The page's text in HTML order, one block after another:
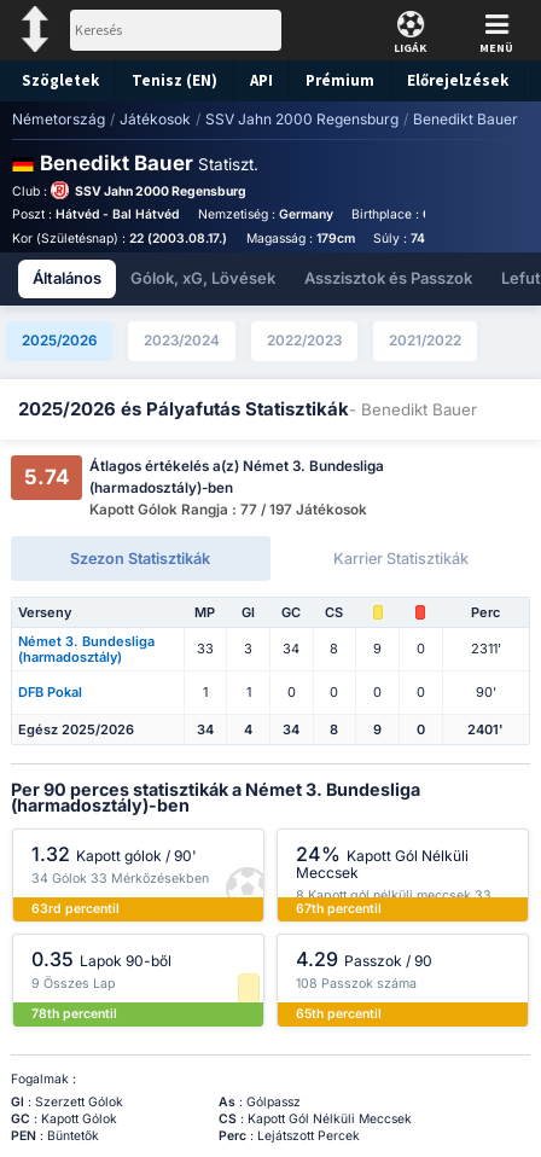
LIGÁK MENÜ
Szögletek Tenisz (EN) API Prémium Előrejelzések
Németország / Játékosok / SSV Jahn 2000 Regensburg / Benedikt Bauer
Benedikt Bauer Statiszt.
Club :
SSV Jahn 2000 Regensburg
Poszt : Hátvéd - Bal Hátvéd Nemzetiség : Germany Birthplace :Germany -
Kor (Születésnap) : 22 (2003.08.17.) Magasság : 179cm Súly :74kg
Általános Gólok, xG, Lövések Asszisztok és Passzok
2025/2026 2023/2024 2022/2023 2021/2022
2025/2026 és Pályafutás Statisztikák- Benedikt Bauer
5.74
Átlagos értékelés a(z) Német 3. Bundesliga
(harmadosztály)-ben
Kapott Gólok Rangja : 77 / 197 Játékosok
Szezon Statisztikák Karrier Statisztikák
Verseny MP Gl GC CS
Perc
Német 3. Bundesliga
(harmadosztály)
33 3 34 8 9 0 2311'
DFB Pokal 1 1 0 0 0 0 90'
Egész 2025/2026 34 4 34 8 9 0 2401'
Per 90 perces statisztikák a Német 3. Bundesliga
(harmadosztály)-ben
1.32 Kapott gólok / 90'
34 Gólok 33 Mérkőzésekben
63rd percentil
24% Kapott Gól Nélküli
Meccsek
8 Kapott gól nélküli meccsek 33
Mérkőzésekben
67th percentil
0.35 Lapok 90-ből
9 Összes Lap
78th percentil
4.29 Passzok / 90
108 Passzok száma
65th percentil
Fogalmak :
Gl : Szerzett Gólok As: Gólpassz
GC : Kapott Gólok CS: Kapott Gól Nélküli Meccsek
PEN : Büntetők Perc: Lejátszott Percek